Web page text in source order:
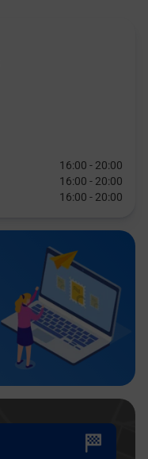
16:00 - 20:00
16:00 - 20:00
16:00 - 20:00